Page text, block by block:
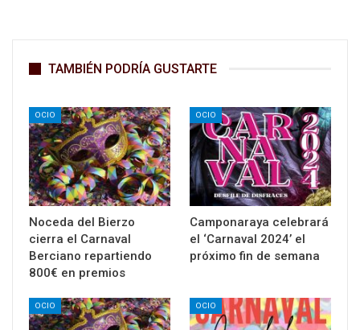
TAMBIÉN PODRÍA GUSTARTE
OCIO
Noceda del Bierzo
cierra el Carnaval
Berciano repartiendo
800€ en premios
OCIO
Camponaraya celebrará
el ‘Carnaval 2024’ el
próximo fin de semana
OCIO OCIO